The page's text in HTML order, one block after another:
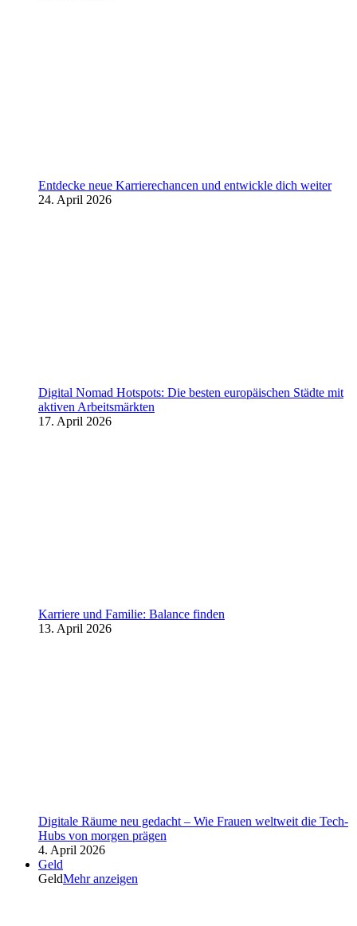
Entdecke neue Karrierechancen und entwickle dich weiter
24. April 2026
Digital Nomad Hotspots: Die besten europäischen Städte mit
aktiven Arbeitsmärkten
17. April 2026
Karriere und Familie: Balance finden
13. April 2026
Digitale Räume neu gedacht – Wie Frauen weltweit die Tech-
Hubs von morgen prägen
4. April 2026
Geld
GeldMehr anzeigen